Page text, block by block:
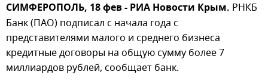
СИМФЕРОПОЛЬ, 18 фев - РИА Новости Крым. РНКБ
Банк (ПАО) подписал с начала года с
представителями малого и среднего бизнеса
кредитные договоры на общую сумму более 7
миллиардов рублей, сообщает банк.